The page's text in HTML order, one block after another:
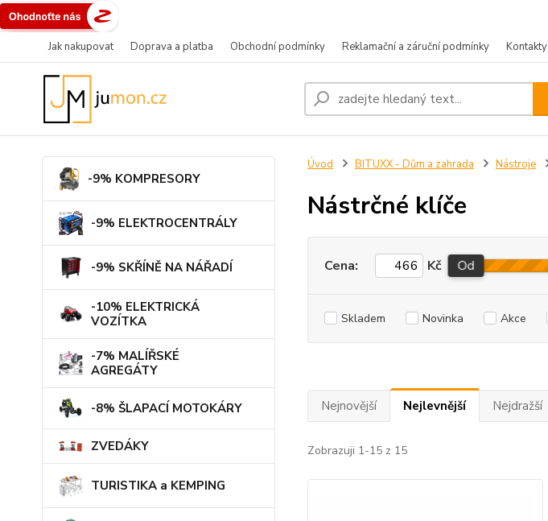
Jak nakupovat Doprava a platba Obchodní podmínky Reklamační a záruční podmínky Kontakty
-9% KOMPRESORY
-9% ELEKTROCENTRÁLY
-9% SKŘÍNĚ NA NÁŘADÍ
-10% ELEKTRICKÁ
VOZÍTKA
-7% MALÍŘSKÉ
AGREGÁTY
-8% ŠLAPACÍ MOTOKÁRY
ZVEDÁKY
TURISTIKA a KEMPING
Úvod BITUXX - Dům a zahrada Nástroje
Nástrčné klíče
Cena: Kč Od
Skladem Novinka Akce
Nejnovější Nejlevnější Nejdražší
Zobrazuji 1-15 z 15